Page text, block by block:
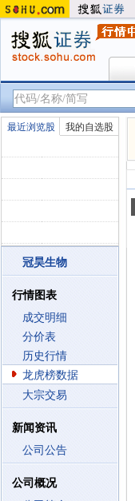
最近浏览股 我的自选股
冠昊生物
行情图表
成交明细
分价表
历史行情
龙虎榜数据
大宗交易
新闻资讯
公司公告
公司概况